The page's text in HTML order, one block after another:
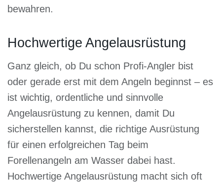
bewahren.
Hochwertige Angelausrüstung
Ganz gleich, ob Du schon Profi-Angler bist
oder gerade erst mit dem Angeln beginnst – es
ist wichtig, ordentliche und sinnvolle
Angelausrüstung zu kennen, damit Du
sicherstellen kannst, die richtige Ausrüstung
für einen erfolgreichen Tag beim
Forellenangeln am Wasser dabei hast.
Hochwertige Angelausrüstung macht sich oft